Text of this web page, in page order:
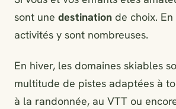
sont une destination de choix.
activités y sont nombreuses.
En hiver, les domaines skiables
multitude de pistes adaptées à
à la randonnée, au VTT ou